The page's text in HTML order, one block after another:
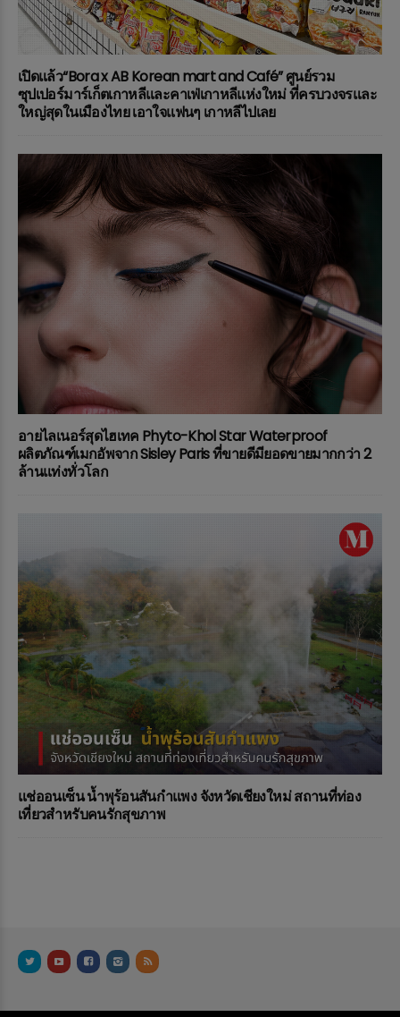
เปิดแล้ว“Bora x AB Korean mart and Café” ศูนย์รวม
ซุปเปอร์มาร์เก็ตเกาหลีและคาเฟ่เกาหลีแห่งใหม่ ที่ครบวงจรและ
ใหญ่สุดในเมืองไทย เอาใจแฟนๆ เกาหลีไปเลย
อายไลเนอร์สุดไฮเทค Phyto-Khol Star Waterproof
ผลิตภัณฑ์เมกอัพจาก Sisley Paris ที่ขายดีมียอดขายมากกว่า 2
ล้านแท่งทั่วโลก
แช่ออนเซ็น น้ำพุร้อนสันกำแพง จังหวัดเชียงใหม่ สถานที่ท่อง
เที่ยวสำหรับคนรักสุขภาพ